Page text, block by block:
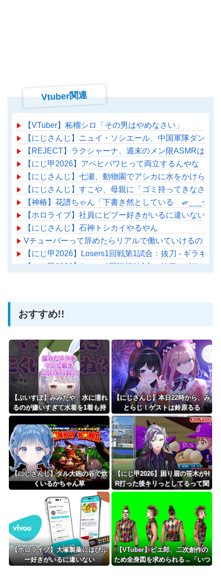
Vtuber関連
【VTuber】柘榴シロ「その男はやめなさい」
【にじさんじ】ニュイ・ソシエール、中国軍隊ダンス
【REJECT】ラクシャーナ、週末のメン限ASMRはこ
【にじ甲2026】アベヒパワヒって両立するんやな
【にじさんじ】七瀬、動物園でアシカに水をかけられ
【にじさんじ】すこや、母親に「ゴミ持ってきなさ
【神椿】花譜ちゃん「下書き然としている ᯠ_ ̫ _ᯄ Ⳋ
【ホロライブ】社員にビブー好きがいるに違いない（
【にじさんじ】石神トシカイやるやん
Vチューバーって辞めたらリアルで働いていけるの？
【にじ甲2026】Losers1回戦第1試合：抜刀 - ギラギラ
【にじ甲2026】Losers1回戦第1試合：抜刀 - ギラギラ
おすすめ!!
【ぶいすぽ】みみたや、水に濡れ
るのが嫌いすぎて水着を1着も持
っていない→スク水を着せられそ
うになるｗ
【にじさんじ】本日22時から、み
とらじ！ゲストは鈴原るる
【にじさんじ】タル大砲の谷で炊
くいるかちゃん草
【にじ甲2026】困り眉の笹木がH
R打った後キリっとしてるって聞
いたので確認したらかわいかった
【ホロライブ】大塚製薬にはびぶ
ー好きがいるに違いない
【VTuber】ピエ郎、二次創作の
ため全身図を求められる→「いつ